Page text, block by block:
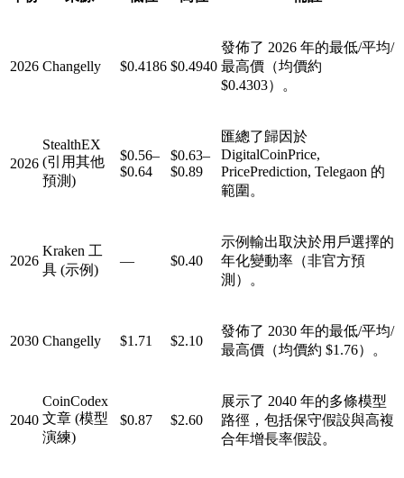
2026 Changelly $0.4186 $0.4940
發佈了 2026 年的最低/平均/
最高價（均價約
$0.4303）。
2026
StealthEX
(引用其他
預測)
$0.56–
$0.64
$0.63–
$0.89
匯總了歸因於
DigitalCoinPrice,
PricePrediction, Telegaon 的
範圍。
2026
Kraken 工
具 (示例)
— $0.40
示例輸出取決於用戶選擇的
年化變動率（非官方預
測）。
2030 Changelly $1.71 $2.10
發佈了 2030 年的最低/平均/
最高價（均價約 $1.76）。
2040
CoinCodex
文章 (模型
演練)
$0.87 $2.60
展示了 2040 年的多條模型
路徑，包括保守假設與高複
合年增長率假設。